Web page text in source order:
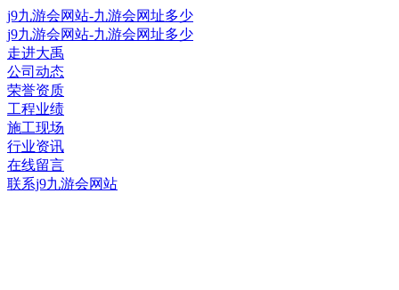
j9九游会网站-九游会网址多少
j9九游会网站-九游会网址多少
走进大禹
公司动态
荣誉资质
工程业绩
施工现场
行业资讯
在线留言
联系j9九游会网站